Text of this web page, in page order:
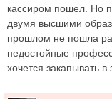
кассиром пошел. Но
двумя высшими
прошлом не пошла
недостойные
хочется закапывать в